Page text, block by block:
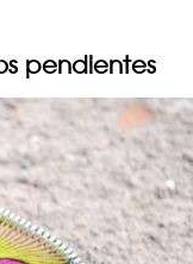
pendientes